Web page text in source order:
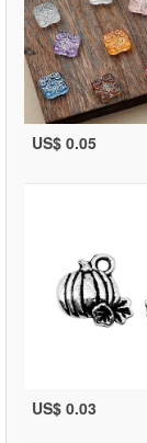
US$ 0.05
US$ 0.03